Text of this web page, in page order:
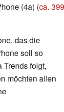
(4a) (ca. 399
das die
soll so
folgt,
möchten allen